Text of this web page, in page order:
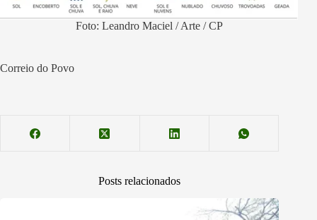
Foto: Leandro Maciel / Arte / CP
Correio do Povo
Posts relacionados